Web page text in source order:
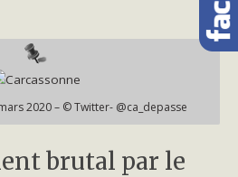
2020 – © Twitter- @ca_depasse
brutal par le